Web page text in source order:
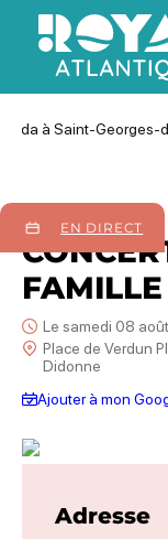
Royan Atlantique
à Saint-Georges-
EN DIRECT
08 août 2026
FAMILLE
Le samedi 08
Place de Verdun
Didonne
Ajouter à mon
Adresse